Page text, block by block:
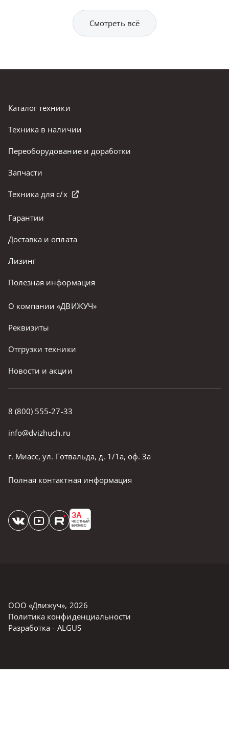
Смотреть всё
8 (800) 555-27-33
info@dvizhuch.ru
г. Миасс, ул. Готвальда, д. 1/1а, оф. 3а
Полная контактная информация
ЗА
ЧЕСТНЫЙ
БИЗНЕС
Каталог техники
Техника в наличии
Переоборудование и доработки
Запчасти
Техника для с/х
Гарантии
Доставка и оплата
Лизинг
Полезная информация
О компании «ДВИЖУЧ»
Реквизиты
Отгрузки техники
Новости и акции
ООО «Движуч», 2026
Политика конфиденциальности
Разработка - ALGUS